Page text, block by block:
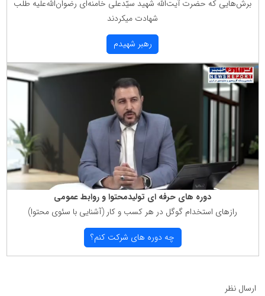
برش‌هایی كه حضرت آیت‌الله شهید سیّدعلی خامنه‌ای رضوان‌الله‌علیه طلب
شهادت میكردند
رهبر شهیدم
دوره های حرفه ای تولیدمحتوا و روابط عمومی
رازهای استخدام گوگل در هر كسب و كار (آشنایی با سئوی محتوا)
چه دوره های شركت كنم؟
ارسال نظر